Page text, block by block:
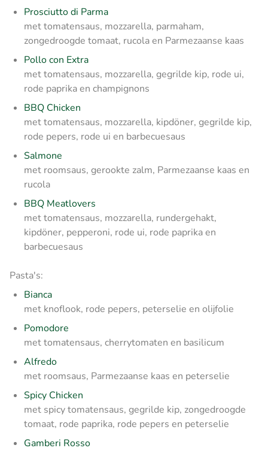
Prosciutto di Parma
met tomatensaus, mozzarella, parmaham,
zongedroogde tomaat, rucola en Parmezaanse kaas
Pollo con Extra
met tomatensaus, mozzarella, gegrilde kip, rode ui,
rode paprika en champignons
BBQ Chicken
met tomatensaus, mozzarella, kipdöner, gegrilde kip,
rode pepers, rode ui en barbecuesaus
Salmone
met roomsaus, gerookte zalm, Parmezaanse kaas en
rucola
BBQ Meatlovers
met tomatensaus, mozzarella, rundergehakt,
kipdöner, pepperoni, rode ui, rode paprika en
barbecuesaus
Pasta's:
Bianca
met knoflook, rode pepers, peterselie en olijfolie
Pomodore
met tomatensaus, cherrytomaten en basilicum
Alfredo
met roomsaus, Parmezaanse kaas en peterselie
Spicy Chicken
met spicy tomatensaus, gegrilde kip, zongedroogde
tomaat, rode paprika, rode pepers en peterselie
Gamberi Rosso